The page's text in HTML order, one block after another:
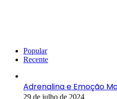
Popular
Recente
Adrenalina e Emoção
29 de julho de 2024